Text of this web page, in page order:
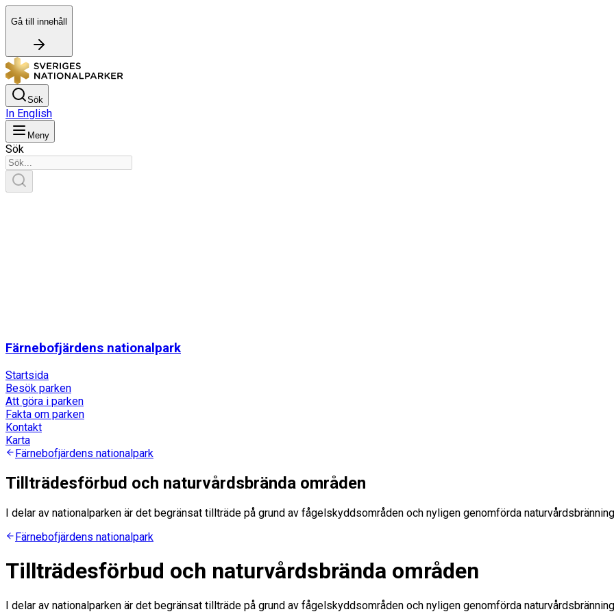
Gå till innehåll
Sök
In English
Meny
Sök
Färnebofjärdens nationalpark
Startsida
Besök parken
Att göra i parken
Fakta om parken
Kontakt
Karta
Färnebofjärdens nationalpark
Tillträdesförbud och naturvårdsbrända områden
I delar av nationalparken är det begränsat tillträde på grund av fågelskyddsområden och nyligen genomförda
Färnebofjärdens nationalpark
Tillträdesförbud och naturvårdsbrända områden
I delar av nationalparken är det begränsat tillträde på grund av fågelskyddsområden och nyligen genomförda